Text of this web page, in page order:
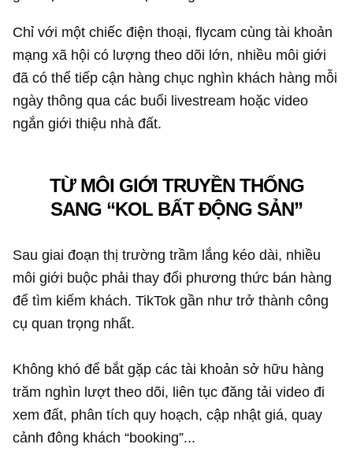
Chỉ với một chiếc điện thoại, flycam cùng tài khoản
mạng xã hội có lượng theo dõi lớn, nhiều môi giới
đã có thể tiếp cận hàng chục nghìn khách hàng mỗi
ngày thông qua các buổi livestream hoặc video
ngắn giới thiệu nhà đất.
TỪ MÔI GIỚI TRUYỀN THỐNG
SANG “KOL BẤT ĐỘNG SẢN”
Sau giai đoạn thị trường trầm lắng kéo dài, nhiều
môi giới buộc phải thay đổi phương thức bán hàng
để tìm kiếm khách. TikTok gần như trở thành công
cụ quan trọng nhất.
Không khó để bắt gặp các tài khoản sở hữu hàng
trăm nghìn lượt theo dõi, liên tục đăng tải video đi
xem đất, phân tích quy hoạch, cập nhật giá, quay
cảnh đông khách “booking”...